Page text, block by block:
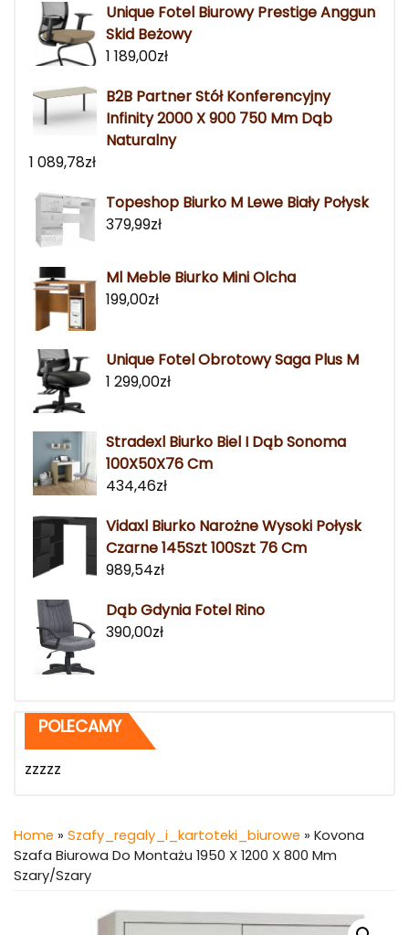
Unique Fotel Biurowy Prestige Anggun
Skid Beżowy
1 189,00zł
B2B Partner Stół Konferencyjny
Infinity 2000 X 900 750 Mm Dąb
Naturalny
1 089,78zł
Topeshop Biurko M Lewe Biały Połysk
379,99zł
Ml Meble Biurko Mini Olcha
199,00zł
Unique Fotel Obrotowy Saga Plus M
1 299,00zł
Stradexl Biurko Biel I Dąb Sonoma
100X50X76 Cm
434,46zł
Vidaxl Biurko Narożne Wysoki Połysk
Czarne 145Szt 100Szt 76 Cm
989,54zł
Dąb Gdynia Fotel Rino
390,00zł
POLECAMY
zzzzz
Home » Szafy_regaly_i_kartoteki_biurowe » Kovona
Szafa Biurowa Do Montażu 1950 X 1200 X 800 Mm
Szary/Szary